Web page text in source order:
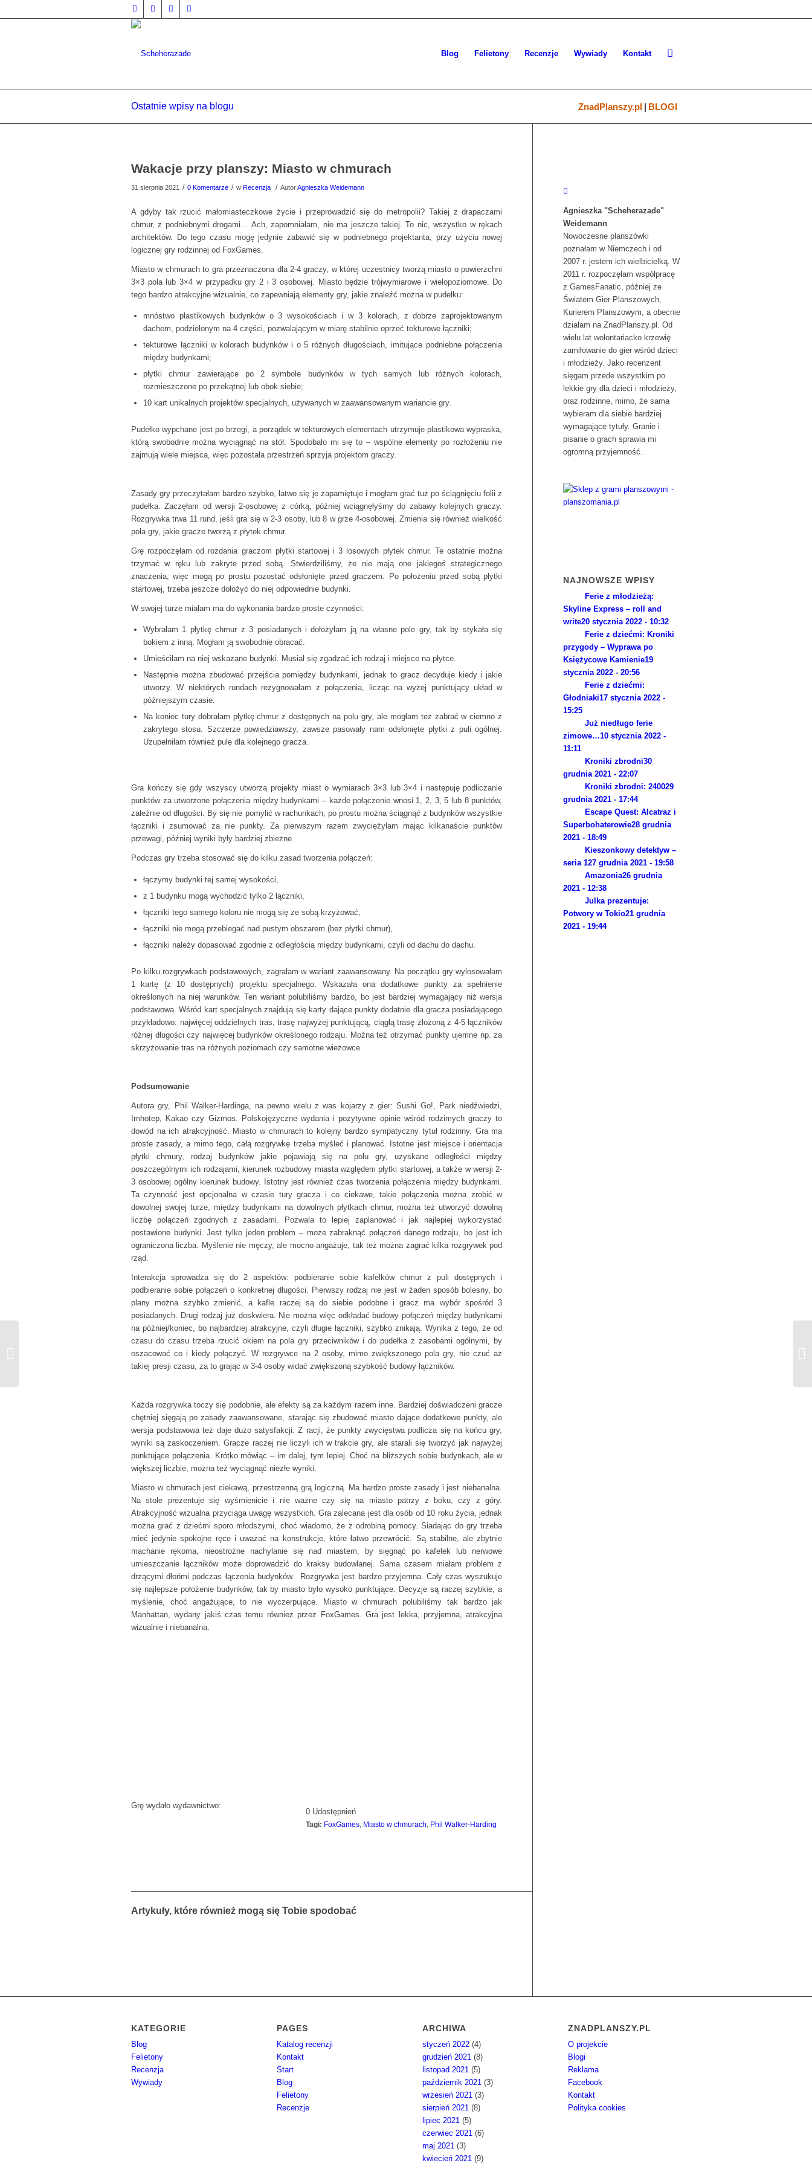
Blog Felietony Recenzje Wywiady Kontakt
Ostatnie wpisy na blogu ZnadPlanszy.pl | BLOGI
Wakacje przy planszy: Miasto w chmurach
31 sierpnia 2021 / 0 Komentarze / w Recenzja / AutorAgnieszka Weidemann
A gdyby tak rzucić małomiasteczkowe życie i przeprowadzić się do metropolii? Takiej z drapaczami
chmur, z podniebnymi drogami… Ach, zapomniałam, nie ma jeszcze takiej. To nic, wszystko w rękach
architektów. Do tego czasu mogę jedynie zabawić się w podniebnego projektanta, przy użyciu nowej
logicznej gry rodzinnej od FoxGames.
Miasto w chmurach to gra przeznaczona dla 2-4 graczy, w której uczestnicy tworzą miasto o powierzchni
3×3 pola lub 3×4 w przypadku gry 2 i 3 osobowej. Miasto będzie trójwymiarowe i wielopoziomowe. Do
tego bardzo atrakcyjne wizualnie, co zapewniają elementy gry, jakie znaleźć można w pudełku:
mnóstwo plastikowych budynków o 3 wysokościach i w 3 kolorach, z dobrze zaprojektowanym
dachem, podzielonym na 4 części, pozwalającym w miarę stabilnie oprzeć tekturowe łączniki;
tekturowe łączniki w kolorach budynków i o 5 różnych długościach, imitujące podniebne połączenia
między budynkami;
płytki chmur zawierające po 2 symbole budynków w tych samych lub różnych kolorach,
rozmieszczone po przekątnej lub obok siebie;
10 kart unikalnych projektów specjalnych, używanych w zaawansowanym wariancie gry.
Pudełko wypchane jest po brzegi, a porządek w tekturowych elementach utrzymuje plastikowa wypraska,
którą swobodnie można wyciągnąć na stół. Spodobało mi się to – wspólne elementy po rozłożeniu nie
zajmują wiele miejsca, więc pozostała przestrzeń sprzyja projektom graczy.
Zasady gry przeczytałam bardzo szybko, łatwo się je zapamiętuje i mogłam grać tuż po ściągnięciu folii z
pudełka. Zaczęłam od wersji 2-osobowej z córką, później wciągnęłyśmy do zabawy kolejnych graczy.
Rozgrywka trwa 11 rund, jeśli gra się w 2-3 osoby, lub 8 w grze 4-osobowej. Zmienia się również wielkość
pola gry, jakie gracze tworzą z płytek chmur.
Grę rozpoczęłam od rozdania graczom płytki startowej i 3 losowych płytek chmur. Te ostatnie można
trzymać w ręku lub zakryte przed sobą. Stwierdziliśmy, że nie mają one jakiegoś strategicznego
znaczenia, więc mogą po prostu pozostać odsłonięte przed graczem. Po położeniu przed sobą płytki
startowej, trzeba jeszcze dołożyć do niej odpowiednie budynki.
W swojej turze miałam ma do wykonania bardzo proste czynności:
Wybrałam 1 płytkę chmur z 3 posiadanych i dołożyłam ją na własne pole gry, tak by stykała się
bokiem z inną. Mogłam ją swobodnie obracać.
Umieściłam na niej wskazane budynki. Musiał się zgadzać ich rodzaj i miejsce na płytce.
Następnie można zbudować przejścia pomiędzy budynkami, jednak to gracz decyduje kiedy i jakie
utworzy. W niektórych rundach rezygnowałam z połączenia, licząc na wyżej punktujący układ w
późniejszym czasie.
Na koniec tury dobrałam płytkę chmur z dostępnych na polu gry, ale mogłam też zabrać w ciemno z
zakrytego stosu. Szczerze powiedziawszy, zawsze pasowały nam odsłonięte płytki z puli ogólnej.
Uzupełniłam również pulę dla kolejnego gracza.
Gra kończy się gdy wszyscy utworzą projekty miast o wymiarach 3×3 lub 3×4 i następuję podliczanie
punktów za utworzone połączenia między budynkami – każde połączenie wnosi 1, 2, 3, 5 lub 8 punktów,
zależnie od długości. By się nie pomylić w rachunkach, po prostu można ściągnąć z budynków wszystkie
łączniki i zsumować za nie punkty. Za pierwszym razem zwyciężyłam mając kilkanaście punktów
przewagi, później wyniki były bardziej zbieżne.
Podczas gry trzeba stosować się do kilku zasad tworzenia połączeń:
łączymy budynki tej samej wysokości,
z 1 budynku mogą wychodzić tylko 2 łączniki,
łączniki tego samego koloru nie mogą się ze sobą krzyżować,
łączniki nie mogą przebiegać nad pustym obszarem (bez płytki chmur),
łączniki należy dopasować zgodnie z odległością między budynkami, czyli od dachu do dachu.
Po kilku rozgrywkach podstawowych, zagrałam w wariant zaawansowany. Na początku gry wylosowałam
1 kartę (z 10 dostępnych) projektu specjalnego. Wskazała ona dodatkowe punkty za spełnienie
określonych na niej warunków. Ten wariant polubiliśmy bardzo, bo jest bardziej wymagający niż wersja
podstawowa. Wśród kart specjalnych znajdują się karty dające punkty dodatnie dla gracza posiadającego
przykładowo: najwięcej oddzielnych tras, trasę najwyżej punktującą, ciągłą trasę złożoną z 4-5 łączników
różnej długości czy najwięcej budynków określonego rodzaju. Można też otrzymać punkty ujemne np. za
skrzyżowanie tras na różnych poziomach czy samotne wieżowce.
Podsumowanie
Autora gry, Phil Walker-Hardinga, na pewno wielu z was kojarzy z gier: Sushi Go!, Park niedźwiedzi,
Imhotep, Kakao czy Gizmos. Polskojęzyczne wydania i pozytywne opinie wśród rodzimych graczy to
dowód na ich atrakcyjność. Miasto w chmurach to kolejny bardzo sympatyczny tytuł rodzinny. Gra ma
proste zasady, a mimo tego, całą rozgrywkę trzeba myśleć i planować. Istotne jest miejsce i orientacja
płytki chmury, rodzaj budynków jakie pojawiają się na polu gry, uzyskane odległości między
poszczególnymi ich rodzajami, kierunek rozbudowy miasta względem płytki startowej, a także w wersji 2-
3 osobowej ogólny kierunek budowy. Istotny jest również czas tworzenia połączenia między budynkami.
Ta czynność jest opcjonalna w czasie tury gracza i co ciekawe, takie połączenia można zrobić w
dowolnej swojej turze, między budynkami na dowolnych płytkach chmur, można też utworzyć dowolną
liczbę połączeń zgodnych z zasadami. Pozwala to lepiej zaplanować i jak najlepiej wykorzystać
postawione budynki. Jest tylko jeden problem – może zabraknąć połączeń danego rodzaju, bo jest ich
ograniczona liczba. Myślenie nie męczy, ale mocno angażuje, tak też można zagrać kilka rozgrywek pod
rząd.
Interakcja sprowadza się do 2 aspektów: podbieranie sobie kafelków chmur z puli dostępnych i
podbieranie sobie połączeń o konkretnej długości. Pierwszy rodzaj nie jest w żaden sposób bolesny, bo
plany można szybko zmienić, a kafle raczej są do siebie podobne i gracz ma wybór spośród 3
posiadanych. Drugi rodzaj już doskwiera. Nie można więc odkładać budowy połączeń między budynkami
na później/koniec, bo najbardziej atrakcyjne, czyli długie łączniki, szybko znikają. Wynika z tego, że od
czasu do czasu trzeba rzucić okiem na pola gry przeciwników i do pudełka z zasobami ogólnymi, by
oszacować co i kiedy połączyć. W rozgrywce na 2 osoby, mimo zwiększonego pola gry, nie czuć aż
takiej presji czasu, za to grając w 3-4 osoby widać zwiększoną szybkość budowy łączników.
Każda rozgrywka toczy się podobnie, ale efekty są za każdym razem inne. Bardziej doświadczeni gracze
chętniej sięgają po zasady zaawansowane, starając się zbudować miasto dające dodatkowe punkty, ale
wersja podstawowa też daje dużo satysfakcji. Z racji, że punkty zwycięstwa podlicza się na końcu gry,
wyniki są zaskoczeniem. Gracze raczej nie liczyli ich w trakcie gry, ale starali się tworzyć jak najwyżej
punktujące połączenia. Krótko mówiąc – im dalej, tym lepiej. Choć na bliższych sobie budynkach, ale w
większej liczbie, można też wyciągnąć niezłe wyniki.
Miasto w chmurach jest ciekawą, przestrzenną grą logiczną. Ma bardzo proste zasady i jest niebanalna.
Na stole prezentuje się wyśmienicie i nie ważne czy się na miasto patrzy z boku, czy z góry.
Atrakcyjność wizualna przyciąga uwagę wszystkich. Gra zalecana jest dla osób od 10 roku życia, jednak
można grać z dziećmi sporo młodszymi, choć wiadomo, że z odrobiną pomocy. Siadając do gry trzeba
mieć jedynie spokojne ręce i uważać na konstrukcje, które łatwo przewrócić. Są stabilne, ale zbytnie
machanie rękoma, nieostrożne nachylanie się nad miastem, by sięgnąć po kafelek lub nerwowe
umieszczanie łączników może doprowadzić do kraksy budowlanej. Sama czasem miałam problem z
drżącymi dłońmi podczas łączenia budynków. Rozgrywka jest bardzo przyjemna. Cały czas wyszukuje
się najlepsze położenie budynków, tak by miasto było wysoko punktujące. Decyzje są raczej szybkie, a
myślenie, choć angażujące, to nie wyczerpujące. Miasto w chmurach polubiliśmy tak bardzo jak
Manhattan, wydany jakiś czas temu również przez FoxGames. Gra jest lekka, przyjemna, atrakcyjna
wizualnie i niebanalna.
Grę wydało wydawnictwo:
0 Udostępnień
Tagi: FoxGames, Miasto w chmurach Phil Walker-Harding
Artykuły, które również mogą się Tobie spodobać
Agnieszka "Scheherazade"
Weidemann
Nowoczesne planszówki
poznałam w Niemczech i od
2007 r. jestem ich wielbicielką. W
2011 r. rozpoczęłam współpracę
z GamesFanatic, później ze
Światem Gier Planszowych,
Kurierem Planszowym, a obecnie
działam na ZnadPlanszy.pl. Od
wielu lat wolontariacko krzewię
zamiłowanie do gier wśród dzieci
i młodzieży. Jako recenzent
sięgam przede wszystkim po
lekkie gry dla dzieci i młodzieży,
oraz rodzinne, mimo, że sama
wybieram dla siebie bardziej
wymagające tytuły. Granie i
pisanie o grach sprawia mi
ogromną przyjemność.
NAJNOWSZE WPISY
Ferie z młodzieżą:
Skyline Express – roll and
write20 stycznia 2022 - 10:32
Ferie z dziećmi: Kroniki
przygody – Wyprawa po
Księżycowe Kamienie19
stycznia 2022 - 20:56
Ferie z dziećmi:
Głodniaki17 stycznia 2022 -
15:25
Już niedługo ferie
zimowe…10 stycznia 2022 -
11:11
Kroniki zbrodni30
grudnia 2021 - 22:07
Kroniki zbrodni: 240029
grudnia 2021 - 17:44
Escape Quest: Alcatraz i
Superbohaterowie28 grudnia
2021 - 18:49
Kieszonkowy detektyw –
seria 127 grudnia 2021 - 19:58
Amazonia26 grudnia
2021 - 12:38
Julka prezentuje:
Potwory w Tokio21 grudnia
2021 - 19:44
KATEGORIE
Blog
Felietony
Recenzja
Wywiady
PAGES
Katalog recenzji
Kontakt
Start
Blog
Felietony
Recenzje
ARCHIWA
styczeń 2022 (4)
grudzień 2021 (8)
listopad 2021 (5)
październik 2021 (3)
wrzesień 2021 (3)
sierpień 2021 (8)
lipiec 2021 (5)
czerwiec 2021 (6)
maj 2021 (3)
kwiecień 2021 (9)
ZNADPLANSZY.PL
O projekcie
Blogi
Reklama
Facebook
Kontakt
Polityka cookies